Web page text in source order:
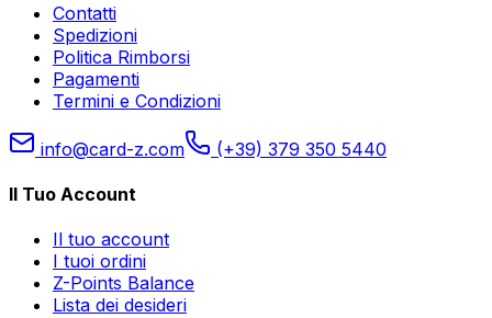
Contatti
Spedizioni
Politica Rimborsi
Pagamenti
Termini e Condizioni
info@card-z.com (+39) 379 350 5440
Il Tuo Account
Il tuo account
I tuoi ordini
Z-Points Balance
Lista dei desideri